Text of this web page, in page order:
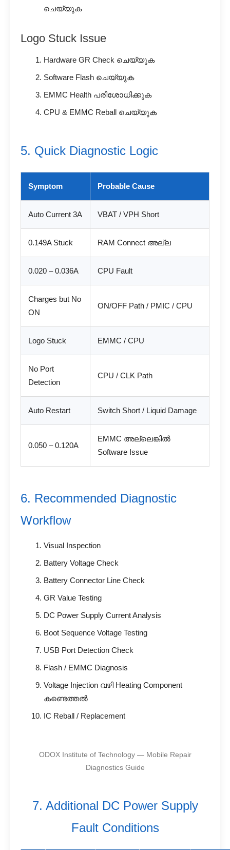
ചെയ്യുക
Logo Stuck Issue
Hardware GR Check ചെയ്യുക
Software Flash ചെയ്യുക
EMMC Health പരിശോധിക്കുക
CPU & EMMC Reball ചെയ്യുക
5. Quick Diagnostic Logic
Symptom Probable Cause
Auto Current 3A VBAT / VPH Short
0.149A Stuck RAM Connect അല്ല
0.020 – 0.036A CPU Fault
Charges but No
ON
ON/OFF Path / PMIC / CPU
Logo Stuck EMMC / CPU
No Port
Detection
CPU / CLK Path
Auto Restart Switch Short / Liquid Damage
0.050 – 0.120A
EMMC അല്ലെങ്കിൽ
Software Issue
6. Recommended Diagnostic
Workflow
Visual Inspection
Battery Voltage Check
Battery Connector Line Check
GR Value Testing
DC Power Supply Current Analysis
Boot Sequence Voltage Testing
USB Port Detection Check
Flash / EMMC Diagnosis
Voltage Injection വഴി Heating Component
കണ്ടെത്തൽ
IC Reball / Replacement
ODOX Institute of Technology — Mobile Repair
Diagnostics Guide
7. Additional DC Power Supply
Fault Conditions